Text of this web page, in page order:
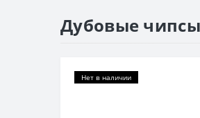
Дубовые
Нет в наличии